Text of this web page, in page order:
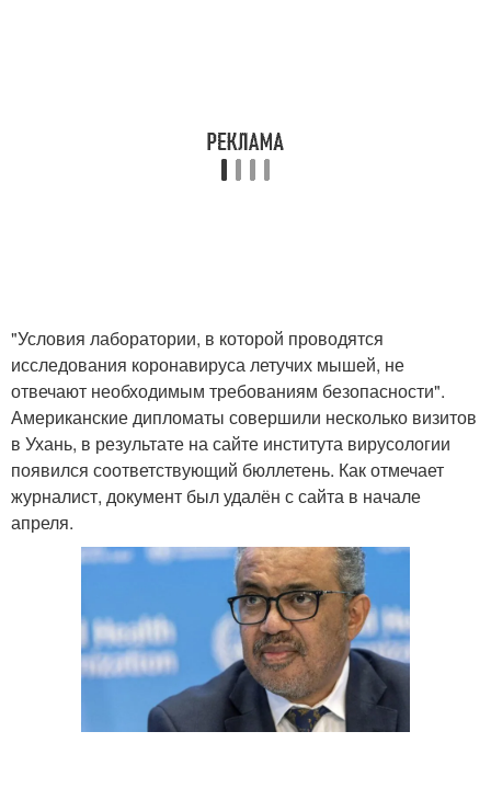
"Условия лаборатории, в которой проводятся
исследования коронавируса летучих мышей, не
отвечают необходимым требованиям безопасности".
Американские дипломаты совершили несколько визитов
в Ухань, в результате на сайте института вирусологии
появился соответствующий бюллетень. Как отмечает
журналист, документ был удалён с сайта в начале
апреля.